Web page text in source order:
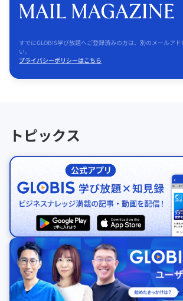
すでにGLOBIS学び放題へご登録済みの方は、別のメールア
い。
プライバシーポリシーはこちら
トピックス